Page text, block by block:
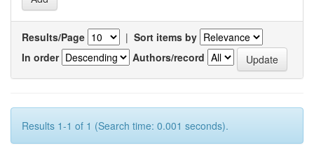
Results/Page | Sort items by
In order
Authors/record
Results 1-1 of 1 (Search time: 0.001 seconds).